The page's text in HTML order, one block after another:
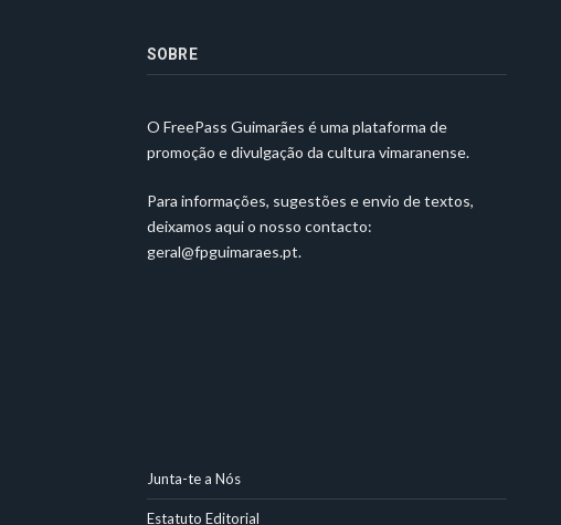
SOBRE
O FreePass Guimarães é uma plataforma de
promoção e divulgação da cultura vimaranense.
Para informações, sugestões e envio de textos,
deixamos aqui o nosso contacto:
geral@fpguimaraes.pt.
Junta-te a Nós
Estatuto Editorial